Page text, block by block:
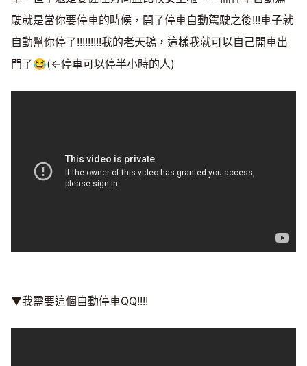
駛就是當你要停車的時候，開了停車自動駕駛之後!!!車子就
自動幫你停了!!!!!!!!!我的老天鵝，這樣我就可以自己開車出
門了😂(←停車可以停半小時的人)
▼我需要這個自動停車QQ!!!!